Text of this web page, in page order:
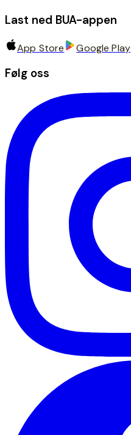
Last ned BUA-appen
App Store Google Play
Følg oss